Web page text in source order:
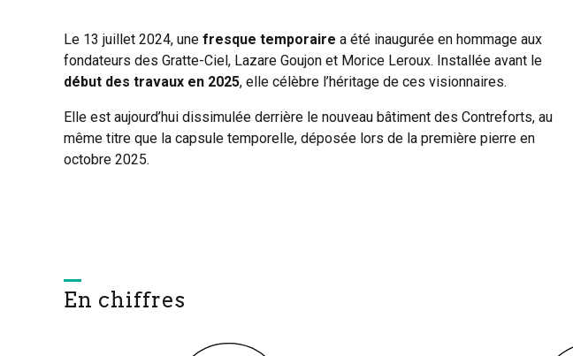
Le 13 juillet 2024, une fresque temporaire a été inaugurée en hommage aux
fondateurs des Gratte-Ciel, Lazare Goujon et Morice Leroux. Installée avant le
début des travaux en 2025, elle célèbre l’héritage de ces visionnaires.
Elle est aujourd’hui dissimulée derrière le nouveau bâtiment des Contreforts, au
même titre que la capsule temporelle, déposée lors de la première pierre en
octobre 2025.
En chiffres